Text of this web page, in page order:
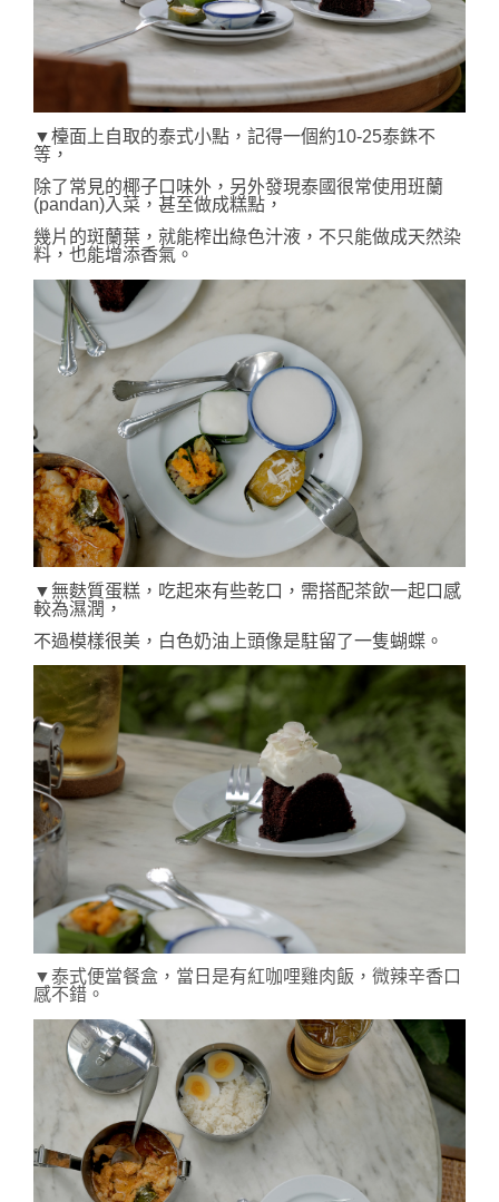
▼檯面上自取的泰式小點，記得一個約10-25泰銖不
等，
除了常見的椰子口味外，另外發現泰國很常使用班蘭
(pandan)入菜，甚至做成糕點，
幾片的斑蘭葉，就能榨出綠色汁液，不只能做成天然染
料，也能增添香氣。
▼無麩質蛋糕，吃起來有些乾口，需搭配茶飲一起口感
較為濕潤，
不過模樣很美，白色奶油上頭像是駐留了一隻蝴蝶。
▼泰式便當餐盒，當日是有紅咖哩雞肉飯，微辣辛香口
感不錯。